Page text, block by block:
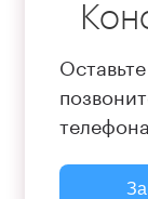
телефона.